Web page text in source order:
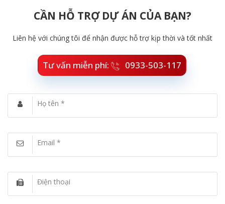
CẦN HỖ TRỢ DỰ ÁN CỦA BẠN?
Liên hệ với chúng tôi để nhận được hỗ trợ kịp thời và tốt nhất
Tư vấn miễn phí: 0933-503-117
Họ tên *
Email *
Điện thoại